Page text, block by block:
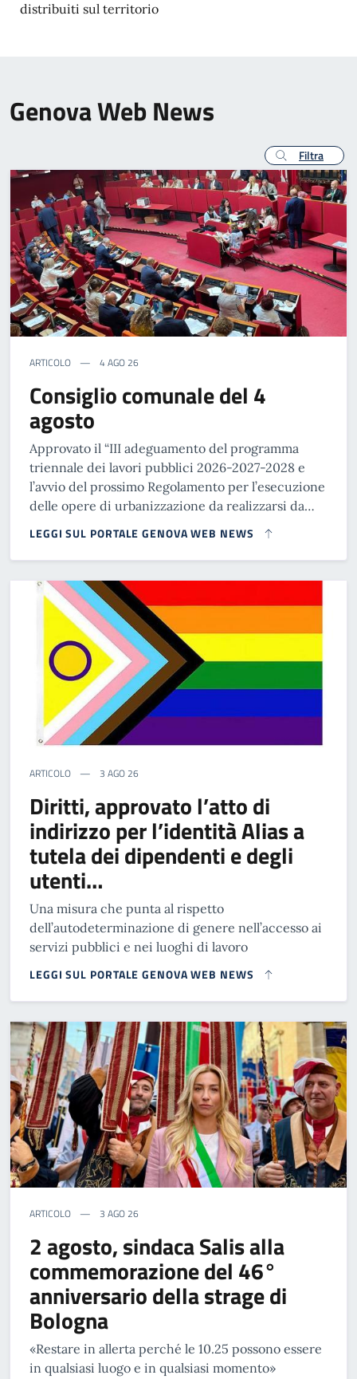
distribuiti sul territorio
Genova Web News
Filtra
ARTICOLO 4 AGO 26
Consiglio comunale del 4
agosto
Approvato il “III adeguamento del programma
triennale dei lavori pubblici 2026-2027-2028 e
l’avvio del prossimo Regolamento per l’esecuzione
delle opere di urbanizzazione da realizzarsi da…
LEGGI SUL PORTALE GENOVA WEB NEWS
ARTICOLO 3 AGO 26
Diritti, approvato l’atto di
indirizzo per l’identità Alias a
tutela dei dipendenti e degli
utenti…
Una misura che punta al rispetto
dell’autodeterminazione di genere nell’accesso ai
servizi pubblici e nei luoghi di lavoro
LEGGI SUL PORTALE GENOVA WEB NEWS
ARTICOLO 3 AGO 26
2 agosto, sindaca Salis alla
commemorazione del 46°
anniversario della strage di
Bologna
«Restare in allerta perché le 10.25 possono essere
in qualsiasi luogo e in qualsiasi momento»